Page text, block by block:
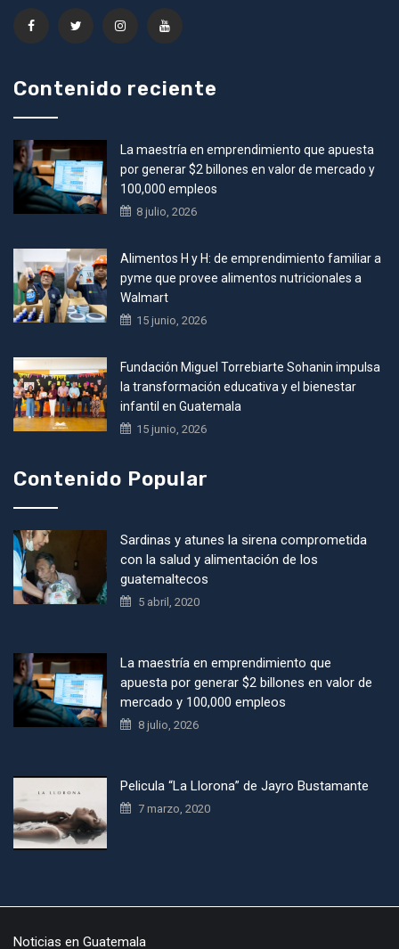
Contenido reciente
La maestría en emprendimiento que apuesta
por generar $2 billones en valor de mercado y
100,000 empleos
8 julio, 2026
Alimentos H y H: de emprendimiento familiar a
pyme que provee alimentos nutricionales a
Walmart
15 junio, 2026
Fundación Miguel Torrebiarte Sohanin impulsa
la transformación educativa y el bienestar
infantil en Guatemala
15 junio, 2026
Contenido Popular
Sardinas y atunes la sirena comprometida
con la salud y alimentación de los
guatemaltecos
5 abril, 2020
La maestría en emprendimiento que
apuesta por generar $2 billones en valor de
mercado y 100,000 empleos
8 julio, 2026
Pelicula “La Llorona” de Jayro Bustamante
7 marzo, 2020
Noticias en Guatemala